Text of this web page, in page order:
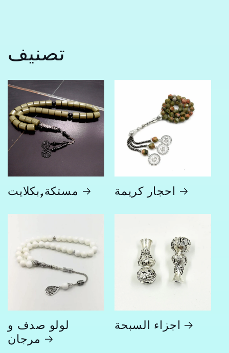
تصنيف
مستكة,بكلايت احجار كريمة
لولو صدف و
مرجان اجزاء السبحة